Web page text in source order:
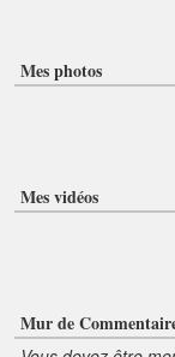
Mes photos
Mes vidéos
Mur de